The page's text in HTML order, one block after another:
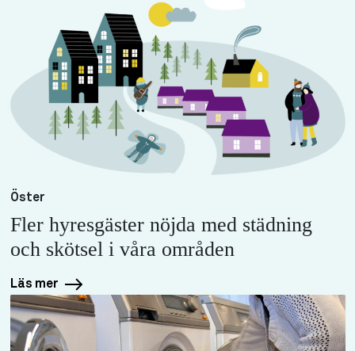
Öster
Fler hyresgäster nöjda med städning
och skötsel i våra områden
Läs mer